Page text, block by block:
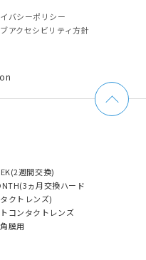
バシーポリシー
アクセシビリティ方針
週間交換)
ヵ月交換ハード
クトレンズ)
コンタクトレンズ
膜用